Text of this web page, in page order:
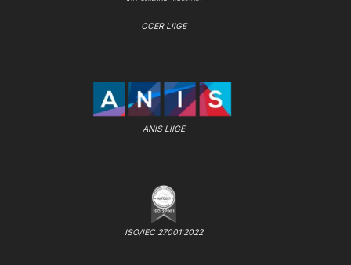
CCER LIIGE
ANIS LIIGE
ISO/IEC 27001:2022